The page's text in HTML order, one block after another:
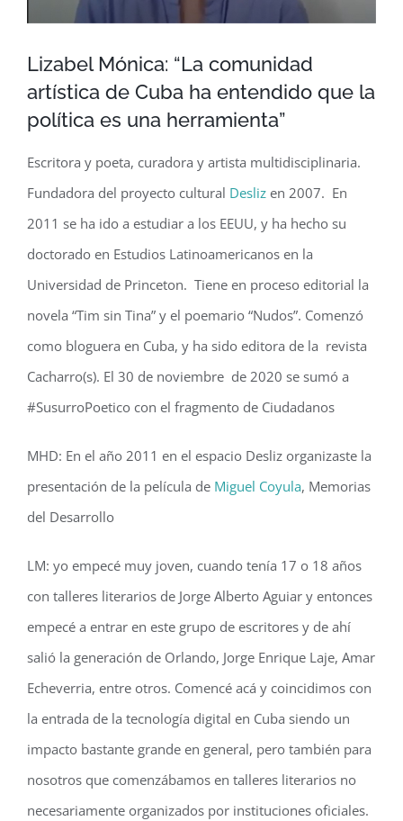
Lizabel Mónica: “La comunidad
artística de Cuba ha entendido que la
política es una herramienta”
Escritora y poeta, curadora y artista multidisciplinaria.
Fundadora del proyecto cultural Desliz en 2007. En
2011 se ha ido a estudiar a los EEUU, y ha hecho su
doctorado en Estudios Latinoamericanos en la
Universidad de Princeton. Tiene en proceso editorial la
novela “Tim sin Tina” y el poemario “Nudos”. Comenzó
como bloguera en Cuba, y ha sido editora de la revista
Cacharro(s). El 30 de noviembre de 2020 se sumó a
#SusurroPoetico con el fragmento de Ciudadanos
MHD: En el año 2011 en el espacio Desliz organizaste la
presentación de la película de Miguel Coyula, Memorias
del Desarrollo
LM: yo empecé muy joven, cuando tenía 17 o 18 años
con talleres literarios de Jorge Alberto Aguiar y entonces
empecé a entrar en este grupo de escritores y de ahí
salió la generación de Orlando, Jorge Enrique Laje, Amar
Echeverria, entre otros. Comencé acá y coincidimos con
la entrada de la tecnología digital en Cuba siendo un
impacto bastante grande en general, pero también para
nosotros que comenzábamos en talleres literarios no
necesariamente organizados por instituciones oficiales.